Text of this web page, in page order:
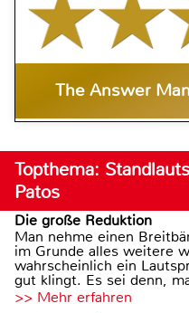
The Answer
Topthema:
Patos
Die große Reduktion
Man nehme einen
im Grunde alles weitere
wahrscheinlich ein
gut klingt. Es sei denn,
>> Mehr erfahren